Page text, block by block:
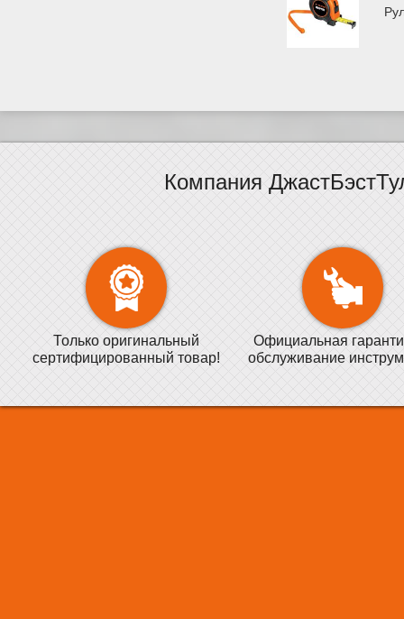
Компания
Только оригинальный
сертифицированный товар!
Официальная
обслуживание